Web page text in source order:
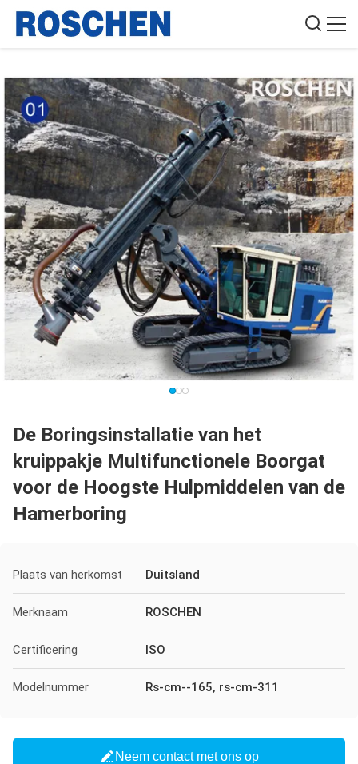
De Boringsinstallatie van het
kruippakje Multifunctionele Boorgat
voor de Hoogste Hulpmiddelen van de
Hamerboring
Plaats van herkomst Duitsland
Merknaam ROSCHEN
Certificering ISO
Modelnummer Rs-cm--165, rs-cm-311
Neem contact met ons op